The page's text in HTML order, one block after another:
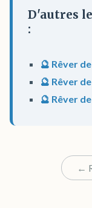
D'autres
:
🔮 Rêver
🔮 Rêver
🔮 Rêver
←